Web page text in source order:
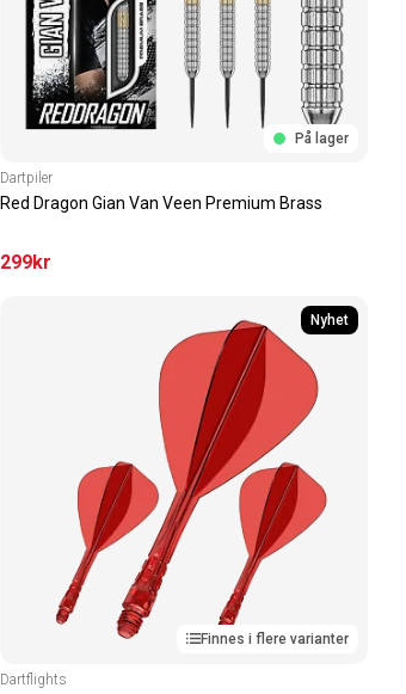
På lager
Dartpiler
Red Dragon Gian Van Veen Premium Brass
299kr
Nyhet
Finnes i flere varianter
Dartflights